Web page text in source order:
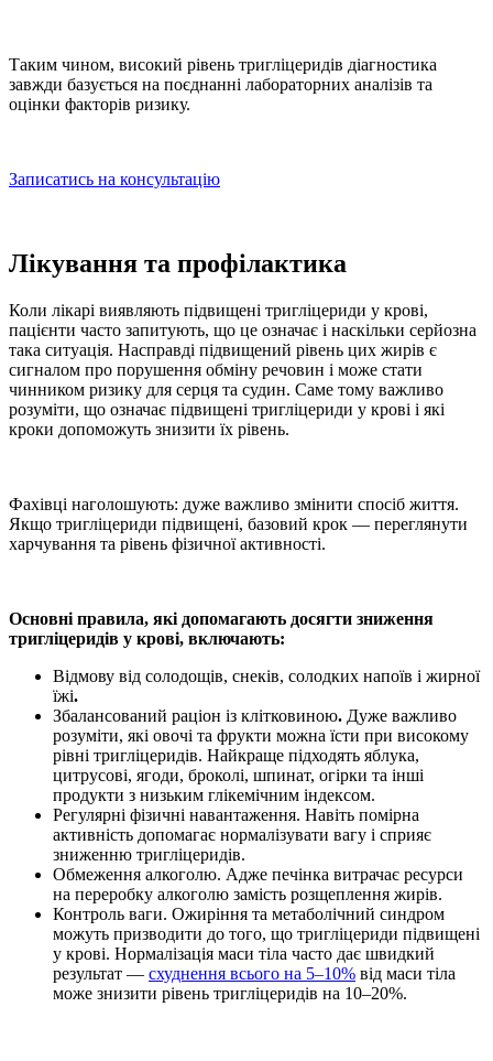
Таким чином, високий рівень тригліцеридів діагностика
завжди базується на поєднанні лабораторних аналізів та
оцінки факторів ризику.
Записатись на консультацію
Лікування та профілактика
Коли лікарі виявляють підвищені тригліцериди у крові,
пацієнти часто запитують, що це означає і наскільки серйозна
така ситуація. Насправді підвищений рівень цих жирів є
сигналом про порушення обміну речовин і може стати
чинником ризику для серця та судин. Саме тому важливо
розуміти, що означає підвищені тригліцериди у крові і які
кроки допоможуть знизити їх рівень.
Фахівці наголошують: дуже важливо змінити спосіб життя.
Якщо тригліцериди підвищені, базовий крок — переглянути
харчування та рівень фізичної активності.
Основні правила, які допомагають досягти зниження
тригліцеридів у крові, включають:
Відмову від солодощів, снеків, солодких напоїв і жирної
їжі.
Збалансований раціон із клітковиною. Дуже важливо
розуміти, які овочі та фрукти можна їсти при високому
рівні тригліцеридів. Найкраще підходять яблука,
цитрусові, ягоди, броколі, шпинат, огірки та інші
продукти з низьким глікемічним індексом.
Регулярні фізичні навантаження. Навіть помірна
активність допомагає нормалізувати вагу і сприяє
зниженню тригліцеридів.
Обмеження алкоголю. Адже печінка витрачає ресурси
на переробку алкоголю замість розщеплення жирів.
Контроль ваги. Ожиріння та метаболічний синдром
можуть призводити до того, що тригліцериди підвищені
у крові. Нормалізація маси тіла часто дає швидкий
результат — схуднення всього на 5–10% від маси тіла
може знизити рівень тригліцеридів на 10–20%.